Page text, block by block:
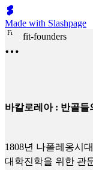
Made with Slashpage
Fi fit-founders
바칼로레아 : 반골들
1808년 나폴레옹시
대학진학을 위한 관